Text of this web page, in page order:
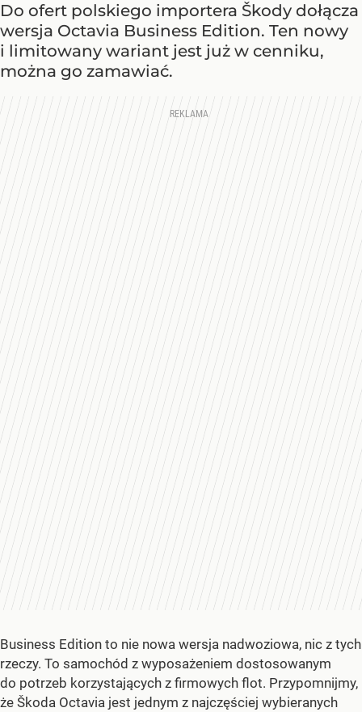
Do ofert polskiego importera Škody dołącza
wersja Octavia Business Edition. Ten nowy
i limitowany wariant jest już w cenniku,
można go zamawiać.
Business Edition to nie nowa wersja nadwoziowa, nic z tych
rzeczy. To samochód z wyposażeniem dostosowanym
do potrzeb korzystających z firmowych flot. Przypomnijmy,
że Škoda Octavia jest jednym z najczęściej wybieranych